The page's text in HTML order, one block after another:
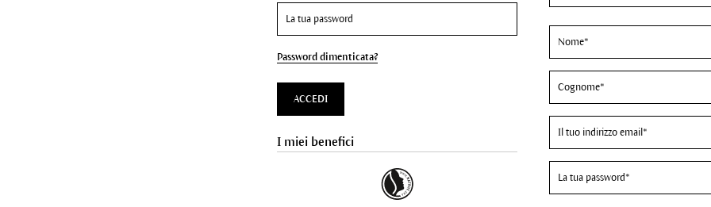
Password dimenticata?
ACCEDI
I miei benefici